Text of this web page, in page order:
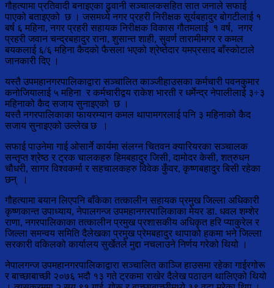
गौहत्यामा प्रतिवादी बनाइएका ढुवानी सञ्चालकसहित सात जनाले सफाई
पाएको बताइएको छ । जसमध्ये नगर प्रहरी निरीक्षक सूर्यबहादुर बोगटीलाई १
बर्ष ६ महिना, नगर प्रहरी सहायक निरीक्षक विकास गौतमलाई १ वर्ष, नगर
प्रहरी जवान चन्द्रबहादुर राना, शुसान्त शाही, सुवर्ण तारामीमगर र कमल
बयकलाई ६/६ महिना कैदको फैसला भएको श्रेष्तेदार यमप्रसाद बाँस्कोटाले
जानकारी दिए ।
यस्तै उपमहानगरपालिकाद्वारा सञ्चालित काञ्जीहाउसका कर्मचारी पवनकुमार
कनोजियालाई ५ महिना र कर्मचारीद्वय राकेश भारती र धर्मेन्द्र नेपालीलाई ३÷३
महिनाको कैद सजाय सुनाइएको छ ।
यस्तै नगरपालिकाका फायरम्यान कमल थापामगरलाई पनि ३ महिनाको कैद
सजाय सुनाइएको उल्लेख छ ।
सफाई पाउनेमा गाई ओसार्ने कार्यमा संलग्न चितवन क्यारियरका सञ्चालक
सन्तृप्त श्रेष्ठ र ट्रक चालकहरु हिमबहादुर जिसी, दामोदर केसी, शत्रुधन
चौधरी, सागर विश्वकर्मा र सहचालकहरु विवेक कुँवर, कृष्णबहादुर बिसी रहेका
छन् ।
गौहत्यामा बयान लिएपनि बाँकेका तत्कालीन सहायक प्रमुख जिल्ला अधिकारी
कृष्णकान्त उपाध्याय, नेपालगन्ज उपमहानगरपालिकाका मेयर डा. धवल शम्शेर
राणा, नगरपालिकाका तत्कालीन प्रमुख प्रशासकीय अधिकृत हरि प्याकुरेल र
जिल्ला समन्वय समिति दैलेखका प्रमुख प्रेमबहादुर थापाको हकमा भने जिल्ला
सरकारी वकिलको कार्यालय सुर्खेतले मुद्दा नचलाउने निर्णय गरेको थियो ।
नेपालगन्ज उपमहानगरपालिकाद्वारा सञ्चालित काञ्जि हाउसमा रहेका गाईरगोरू
र बाच्छाबाच्छी २०७६ भदौ १३ गते ट्रकमा राखेर दैलेख पठाउन थालिएको थियो